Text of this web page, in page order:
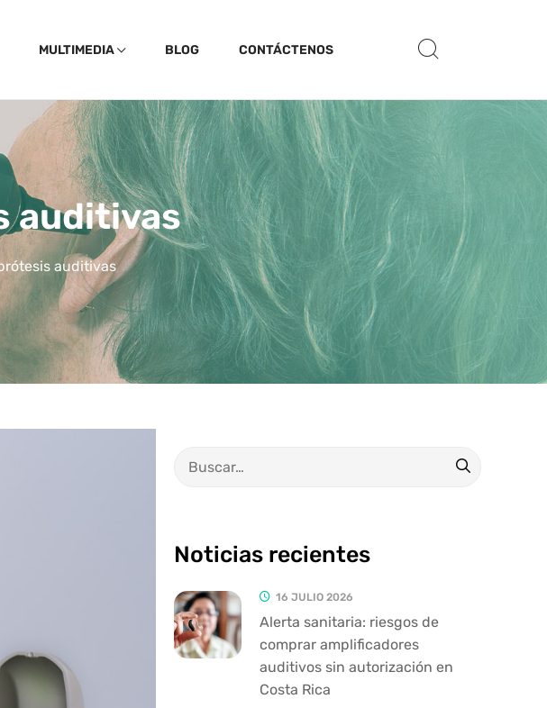
MULTIMEDIA BLOG CONTÁCTENOS
auditivas
auditivas
Noticias recientes
16 JULIO 2026
Alerta sanitaria: riesgos de
comprar amplificadores
auditivos sin autorización en
Costa Rica